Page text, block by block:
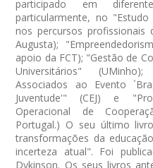
participado em
particularmente, no
nos percursos profissionais
Augusta);
apoio da FCT); "Gestão de
Universitários"
Associados ao Evento
Juventude'" (CEJ) e
Operacional de
Portugal.) O seu último
transformações da
incerteza atual". Foi
Dykinson. Os seus livros